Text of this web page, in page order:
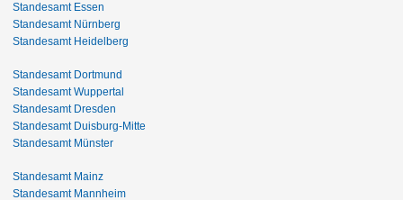
Standesamt Essen
Standesamt Nürnberg
Standesamt Heidelberg
Standesamt Dortmund
Standesamt Wuppertal
Standesamt Dresden
Standesamt Duisburg-Mitte
Standesamt Münster
Standesamt Mainz
Standesamt Mannheim